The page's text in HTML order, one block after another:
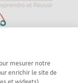
mesurer notre
enrichir le site de
Echosciences
amateurs de